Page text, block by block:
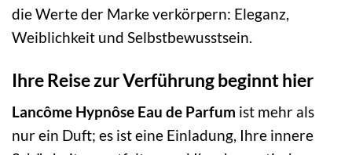
die Werte der Marke verkörpern: Eleganz,
Weiblichkeit und Selbstbewusstsein.
Ihre Reise zur Verführung beginnt hier
Lancôme Hypnôse Eau de Parfum ist mehr als
nur ein Duft; es ist eine Einladung, Ihre innere